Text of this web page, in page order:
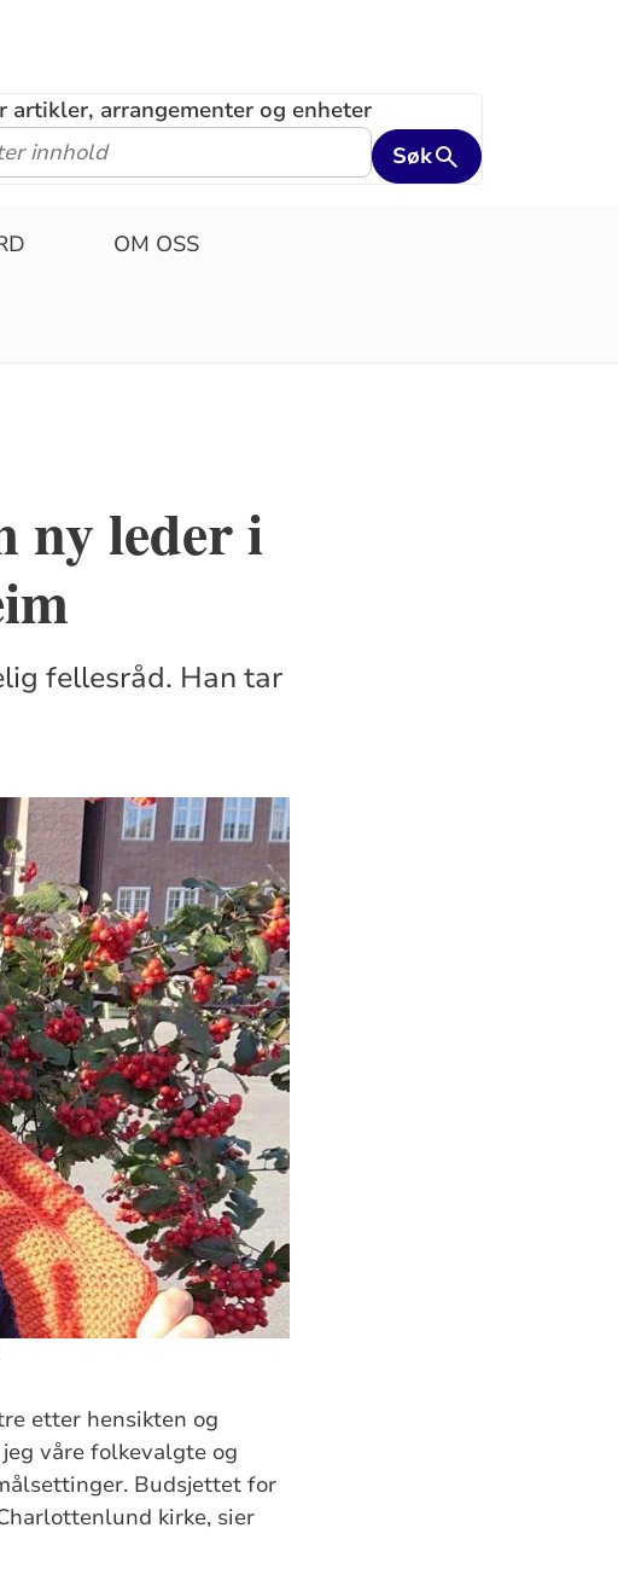
artikler, arrangementer og enheter
Søk
OM OSS
ny leder i
fellesråd. Han tar
etter hensikten og
våre folkevalgte og
Budsjettet for
kirke, sier